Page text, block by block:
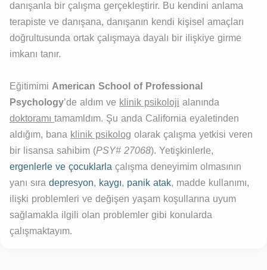
danışanla bir çalışma gerçekleştirir. Bu kendini anlama
terapiste ve danışana, danışanın kendi kişisel amaçları
doğrultusunda ortak çalışmaya dayalı bir ilişkiye girme
imkanı tanır.
Eğitimimi American School of Professional
Psychology’de aldım ve klinik psikoloji alanında
doktoramı tamamldım. Şu anda California eyaletinden
aldığım, bana klinik psikolog olarak çalışma yetkisi veren
bir lisansa sahibim (PSY# 27068). Yetişkinlerle,
ergenlerle ve çocuklarla çalışma deneyimim olmasının
yanı sıra depresyon, kaygı, panik atak, madde kullanımı,
ilişki problemleri ve değişen yaşam koşullarına uyum
sağlamakla ilgili olan problemler gibi konularda
çalışmaktayım.